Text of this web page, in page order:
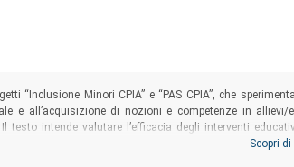
alla problematica affrontata.
e rischi
“Inclusione Minori CPIA” e “PAS CPIA”, che
e all’acquisizione di nozioni e competenze in allievi/
testo intende valutare l’efficacia degli interventi
la complessità dei nuovi contesti in cui
e disegni commentati attraverso cui i/le ragazzi/e
Scopri di